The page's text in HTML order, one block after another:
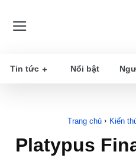
Tin tức Nổi bật
Trang chủ Kiến
Platypus